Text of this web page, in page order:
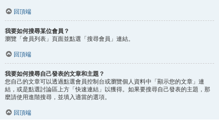
回頂端
我要如何搜尋某位會員？
瀏覽「會員列表」頁面並點選「搜尋會員」連結。
回頂端
我要如何搜尋自己發表的文章和主題？
您自己的文章可以透過點選會員控制台或瀏覽個人資料中「顯示您的文章」連
結，或是點選討論區上方「快速連結」以獲得。如果要搜尋自己發表的主題，那
麼請使用進階搜尋，並填入適當的選項。
回頂端